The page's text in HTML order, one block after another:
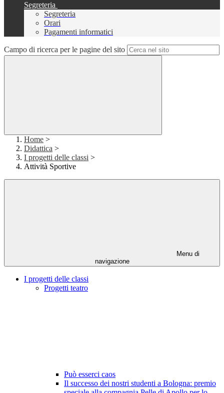
Segreteria
Segreteria
Orari
Pagamenti informatici
Campo di ricerca per le pagine del sito
Home >
Didattica >
I progetti delle classi >
Attività Sportive
Menu di
navigazione
I progetti delle classi
Progetti teatro
Può esserci caos
Il successo dei nostri studenti a Bologna: premio